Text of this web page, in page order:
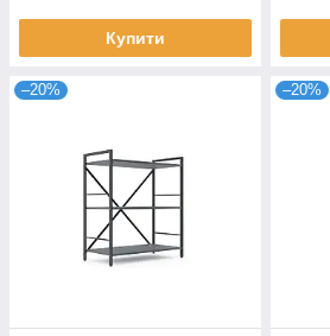
Купити
–20% –20%